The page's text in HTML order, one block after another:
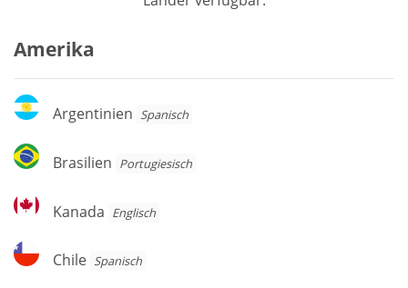
Amerika
Argentinien
Argentinien Spanisch
Brasilien
Brasilien Por­tu­gie­sisch
Kanada
Kanada Englisch
Chile
Chile Spanisch